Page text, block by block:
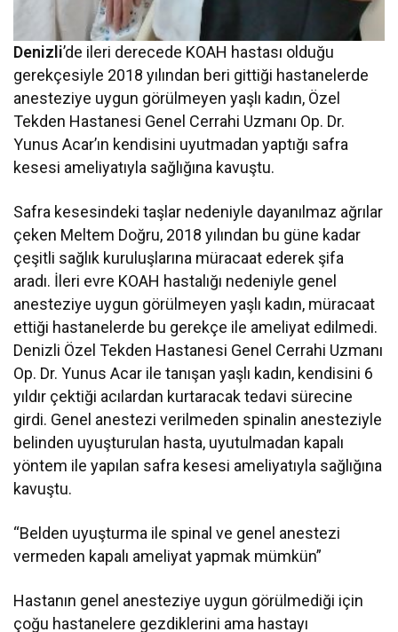
Denizli’de ileri derecede KOAH hastası olduğu
gerekçesiyle 2018 yılından beri gittiği hastanelerde
anesteziye uygun görülmeyen yaşlı kadın, Özel
Tekden Hastanesi Genel Cerrahi Uzmanı Op. Dr.
Yunus Acar’ın kendisini uyutmadan yaptığı safra
kesesi ameliyatıyla sağlığına kavuştu.
Safra kesesindeki taşlar nedeniyle dayanılmaz ağrılar
çeken Meltem Doğru, 2018 yılından bu güne kadar
çeşitli sağlık kuruluşlarına müracaat ederek şifa
aradı. İleri evre KOAH hastalığı nedeniyle genel
anesteziye uygun görülmeyen yaşlı kadın, müracaat
ettiği hastanelerde bu gerekçe ile ameliyat edilmedi.
Denizli Özel Tekden Hastanesi Genel Cerrahi Uzmanı
Op. Dr. Yunus Acar ile tanışan yaşlı kadın, kendisini 6
yıldır çektiği acılardan kurtaracak tedavi sürecine
girdi. Genel anestezi verilmeden spinalin anesteziyle
belinden uyuşturulan hasta, uyutulmadan kapalı
yöntem ile yapılan safra kesesi ameliyatıyla sağlığına
kavuştu.
“Belden uyuşturma ile spinal ve genel anestezi
vermeden kapalı ameliyat yapmak mümkün”
Hastanın genel anesteziye uygun görülmediği için
çoğu hastanelere gezdiklerini ama hastayı